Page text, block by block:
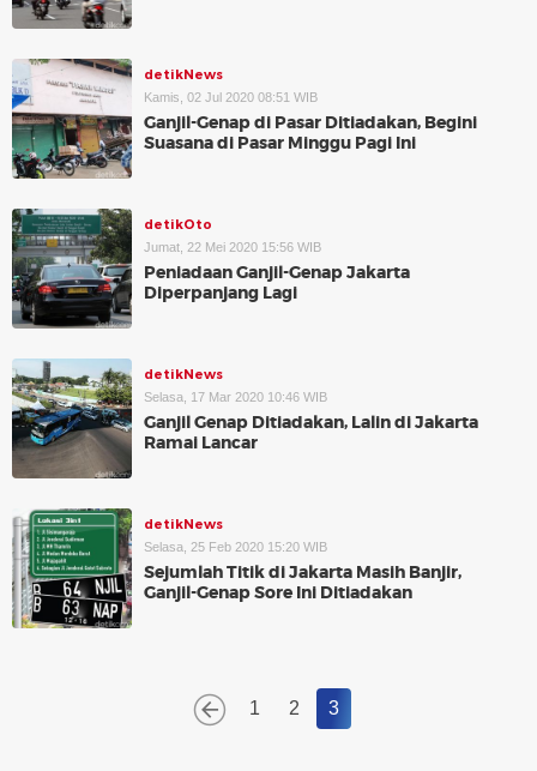
detikNews
Kamis, 02 Jul 2020 08:51 WIB
Ganjil-Genap di Pasar Ditiadakan, Begini
Suasana di Pasar Minggu Pagi Ini
detikOto
Jumat, 22 Mei 2020 15:56 WIB
Peniadaan Ganjil-Genap Jakarta
Diperpanjang Lagi
detikNews
Selasa, 17 Mar 2020 10:46 WIB
Ganjil Genap Ditiadakan, Lalin di Jakarta
Ramai Lancar
detikNews
Selasa, 25 Feb 2020 15:20 WIB
Sejumlah Titik di Jakarta Masih Banjir,
Ganjil-Genap Sore Ini Ditiadakan
1 2 3